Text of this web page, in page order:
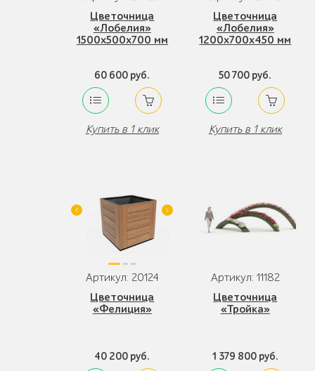
Цветочница
«Лобелия»
1500x500x700 мм
60 600 руб.
Купить в 1 клик
Цветочница
«Лобелия»
1200x700x450 мм
50 700 руб.
Купить в 1 клик
Артикул: 20124
Цветочница
«Фелиция»
40 200 руб.
Артикул: 11182
Цветочница
«Тройка»
1 379 800 руб.